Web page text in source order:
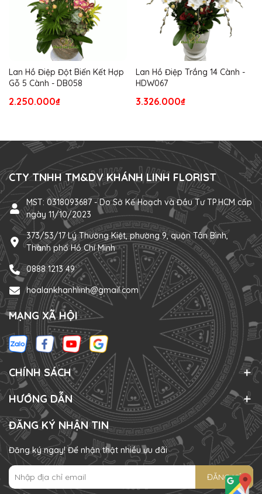
Lan Hồ Điệp Đột Biến Kết Hợp
Gỗ 5 Cành - DB058
2.250.000₫
Lan Hồ Điệp Trắng 14 Cành -
HDW067
3.326.000₫
CTY TNHH TM&DV KHÁNH LINH FLORIST
MST: 0318093687 - Do Sở Kế Hoạch và Đầu Tư TP.HCM cấp
ngày 11/10/2023
373/53/17 Lý Thường Kiệt, phường 9, quận Tân Bình,
Thành phố Hồ Chí Minh
0888 1213 49
hoalankhanhlinh@gmail.com
MẠNG XÃ HỘI
CHÍNH SÁCH
HƯỚNG DẪN
ĐĂNG KÝ NHẬN TIN
Đăng ký ngay! Để nhận thật nhiều ưu đãi
ĐĂNG KÝ